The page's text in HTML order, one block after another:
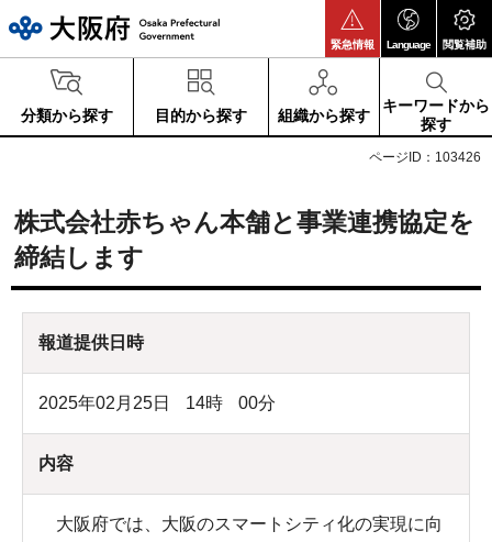
緊急情報 Language 閲覧補助
分類から探す 目的から探す 組織から探す
キーワードから
探す
ページID：103426
株式会社赤ちゃん本舗と事業連携協定を
締結します
報道提供日時
2025年02月25日 14時 00分
内容
大阪府では、大阪のスマートシティ化の実現に向